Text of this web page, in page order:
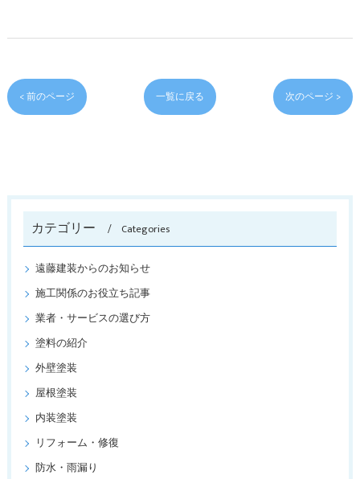
< 前のページ 一覧に戻る 次のページ >
カテゴリー Categories
遠藤建装からのお知らせ
施工関係のお役立ち記事
業者・サービスの選び方
塗料の紹介
外壁塗装
屋根塗装
内装塗装
リフォーム・修復
防水・雨漏り